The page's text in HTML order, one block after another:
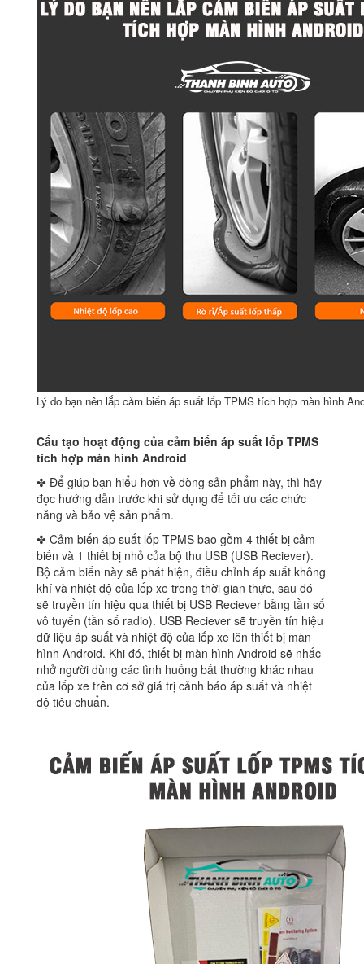
Lý do bạn nên lắp cảm biến áp suất lốp TPMS tích hợp màn hình
Cấu tạo hoạt động của cảm biến áp suất lốp TPMS
tích hợp màn hình Android
✤ Để giúp bạn hiểu hơn về dòng sản phẩm này, thì hãy
đọc hướng dẫn trước khi sử dụng để tối ưu các chức
năng và bảo vệ sản phẩm.
✤ Cảm biến áp suất lốp TPMS bao gồm 4 thiết bị cảm
biến và 1 thiết bị nhỏ của bộ thu USB (USB Reciever).
Bộ cảm biến này sẽ phát hiện, điều chỉnh áp suất không
khí và nhiệt độ của lốp xe trong thời gian thực, sau đó
sẽ truyền tín hiệu qua thiết bị USB Reciever bằng tần số
vô tuyến (tần số radio). USB Reciever sẽ truyền tín hiệu
dữ liệu áp suất và nhiệt độ của lốp xe lên thiết bị màn
hình Android. Khi đó, thiết bị màn hình Android sẽ nhắc
nhở người dùng các tình huống bất thường khác nhau
của lốp xe trên cơ sở giá trị cảnh báo áp suất và nhiệt
độ tiêu chuẩn.